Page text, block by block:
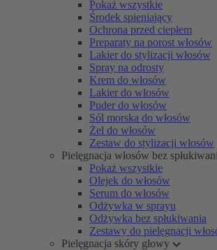
Pokaż wszystkie
Środek spieniający
Ochrona przed ciepłem
Preparaty na porost włosów
Lakier do stylizacji włosów
Spray na odrosty
Krem do włosów
Lakier do włosów
Puder do włosów
Sól morska do włosów
Żel do włosów
Zestaw do stylizacji włosów
Pielęgnacja włosów bez
Pokaż wszystkie
Olejek do włosów
Serum do włosów
Odżywka w sprayu
Odżywka bez spłukiwania
Zestawy do pielęgnacji
Pielęgnacja skóry głowy